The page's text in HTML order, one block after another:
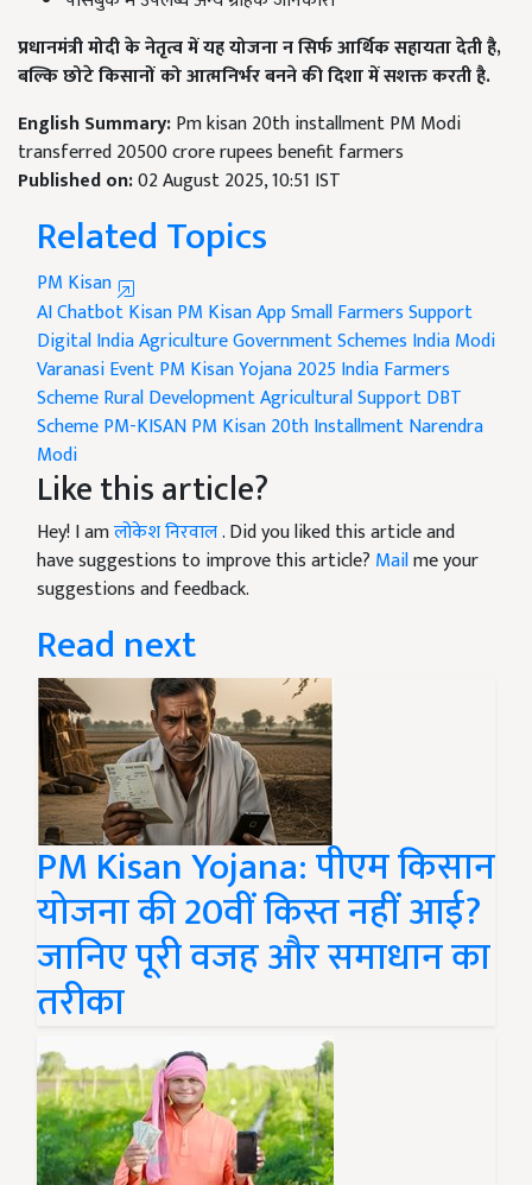
प्रधानमंत्री मोदी के नेतृत्व में यह योजना न सिर्फ आर्थिक सहायता देती है,
बल्कि छोटे किसानों को आत्मनिर्भर बनने की दिशा में सशक्त करती है.
English Summary:Pm kisan 20th installment PM Modi
transferred 20500 crore rupees benefit farmers
Published on:02 August 2025, 10:51 IST
Related Topics
PM Kisan
AI Chatbot KisanPM Kisan AppSmall Farmers Support
Digital India AgricultureGovernment Schemes IndiaModi
Varanasi EventPM Kisan Yojana 2025India Farmers
SchemeRural DevelopmentAgricultural SupportDBT
SchemePM-KISANPM Kisan 20th InstallmentNarendra
Modi
Like this article?
Hey! I amलोकेश निरवाल. Did you liked this article and
have suggestions to improve this article? Mailme your
suggestions and feedback.
Read next
PM Kisan Yojana: पीएम किसान
योजना की 20वीं किस्त नहीं आई?
जानिए पूरी वजह और समाधान का
तरीका